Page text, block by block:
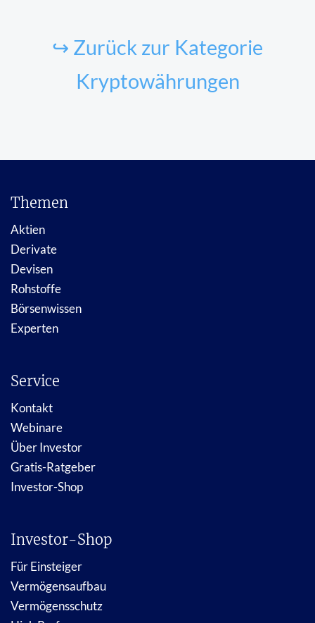
↪ Zurück zur Kategorie
Kryptowährungen
Themen
Aktien
Derivate
Devisen
Rohstoffe
Börsenwissen
Experten
Service
Kontakt
Webinare
Über Investor
Gratis-Ratgeber
Investor-Shop
Investor-Shop
Für Einsteiger
Vermögensaufbau
Vermögensschutz